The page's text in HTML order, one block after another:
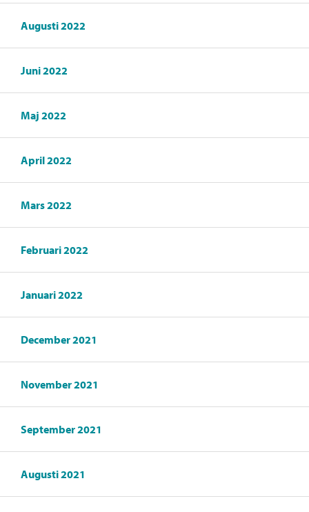
Augusti 2022
Juni 2022
Maj 2022
April 2022
Mars 2022
Februari 2022
Januari 2022
December 2021
November 2021
September 2021
Augusti 2021